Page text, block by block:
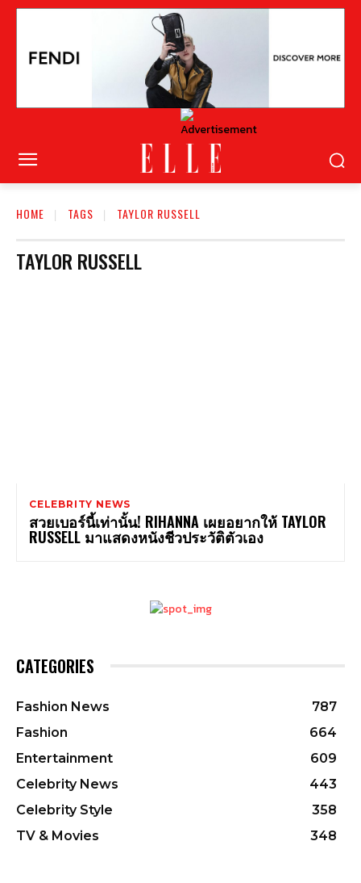
HOME TAGS TAYLOR RUSSELL
TAYLOR RUSSELL
CELEBRITY NEWS
สวยเบอร์นี้เท่านั้น! RIHANNA เผยอยากให้ TAYLOR
RUSSELL มาแสดงหนังชีวประวัติตัวเอง
CATEGORIES
Fashion News
787
Fashion
664
Entertainment
609
Celebrity News
443
Celebrity Style
358
TV & Movies
348